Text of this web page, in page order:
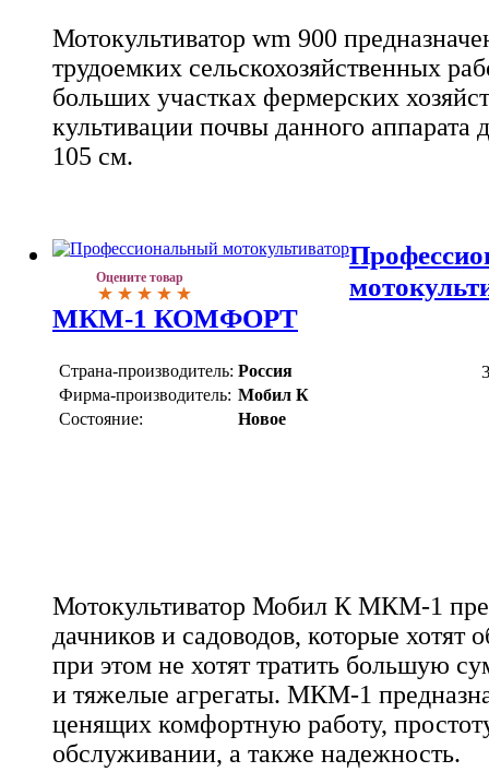
Мотокультиватор wm 900
трудоемких сельскохозяйственных
больших участках фермерских
культивации почвы данного
105 см.
Оцените товар
МКМ-1 КОМФОРТ
Страна-производитель: Россия
Фирма-производитель: Мобил К
Состояние:
Новое
Мотокультиватор Мобил К МКМ-1
дачников и садоводов, которые хотят
при этом не хотят тратить большую
и тяжелые агрегаты. МКМ-1
ценящих комфортную работу,
обслуживании, а также надежность.